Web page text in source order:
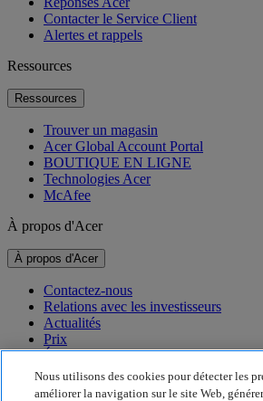
Contacter le Service Client
Alertes et rappels
Ressources
Ressources
Trouver un magasin
Acer Global Account Portal
BOUTIQUE EN LIGNE
Technologies Acer
McAfee
À propos d'Acer
À propos d'Acer
Contactez-nous
Relations avec les investisseurs
Actualités
Prix
Événements
Développement durable
Nous utilisons des cookies pour détecter les
améliorer la navigation sur le site Web,